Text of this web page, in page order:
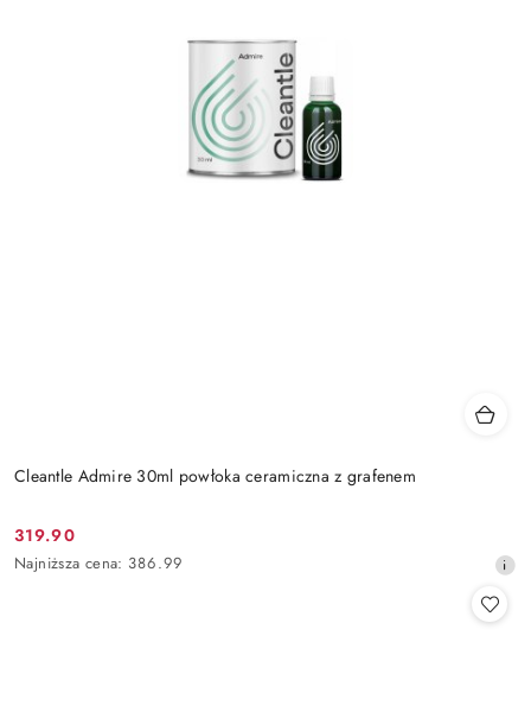
Cleantle Admire 30ml powłoka ceramiczna z grafenem
Cena
promocyjna:
319.90
Najniższa
Najniższa cena: 386.99